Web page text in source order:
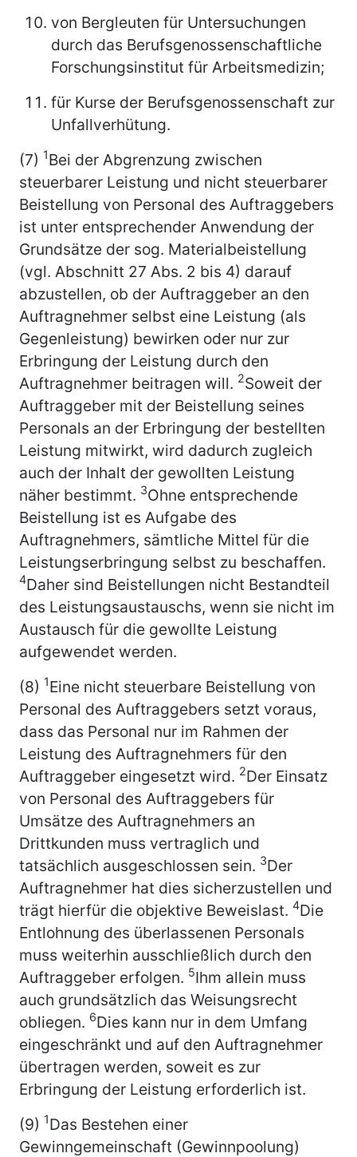
von Bergleuten für Untersuchungen
durch das Berufsgenossenschaftliche
Forschungsinstitut für Arbeitsmedizin;
für Kurse der Berufsgenossenschaft zur
Unfallverhütung.
(7) 1Bei der Abgrenzung zwischen
steuerbarer Leistung und nicht steuerbarer
Beistellung von Personal des Auftraggebers
ist unter entsprechender Anwendung der
Grundsätze der sog. Materialbeistellung
(vgl. Abschnitt 27 Abs. 2 bis 4) darauf
abzustellen, ob der Auftraggeber an den
Auftragnehmer selbst eine Leistung (als
Gegenleistung) bewirken oder nur zur
Erbringung der Leistung durch den
Auftragnehmer beitragen will. 2Soweit der
Auftraggeber mit der Beistellung seines
Personals an der Erbringung der bestellten
Leistung mitwirkt, wird dadurch zugleich
auch der Inhalt der gewollten Leistung
näher bestimmt. 3Ohne entsprechende
Beistellung ist es Aufgabe des
Auftragnehmers, sämtliche Mittel für die
Leistungserbringung selbst zu beschaffen.
4Daher sind Beistellungen nicht Bestandteil
des Leistungsaustauschs, wenn sie nicht im
Austausch für die gewollte Leistung
aufgewendet werden.
(8) 1Eine nicht steuerbare Beistellung von
Personal des Auftraggebers setzt voraus,
dass das Personal nur im Rahmen der
Leistung des Auftragnehmers für den
Auftraggeber eingesetzt wird. 2Der Einsatz
von Personal des Auftraggebers für
Umsätze des Auftragnehmers an
Drittkunden muss vertraglich und
tatsächlich ausgeschlossen sein. 3Der
Auftragnehmer hat dies sicherzustellen und
trägt hierfür die objektive Beweislast. 4Die
Entlohnung des überlassenen Personals
muss weiterhin ausschließlich durch den
Auftraggeber erfolgen. 5Ihm allein muss
auch grundsätzlich das Weisungsrecht
obliegen. 6Dies kann nur in dem Umfang
eingeschränkt und auf den Auftragnehmer
übertragen werden, soweit es zur
Erbringung der Leistung erforderlich ist.
(9) 1Das Bestehen einer
Gewinngemeinschaft (Gewinnpoolung)